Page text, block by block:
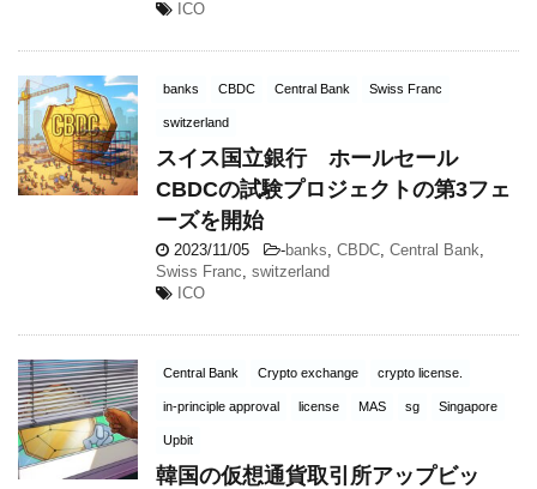
ICO
banks CBDC Central Bank Swiss Franc
switzerland
スイス国立銀行 ホールセール
CBDCの試験プロジェクトの第3フェ
ーズを開始
2023/11/05 -banks CBDC Central Bank
Swiss Franc switzerland
ICO
Central Bank Crypto exchange crypto license.
in-principle approval license MAS sg Singapore
Upbit
韓国の仮想通貨取引所アップビッ